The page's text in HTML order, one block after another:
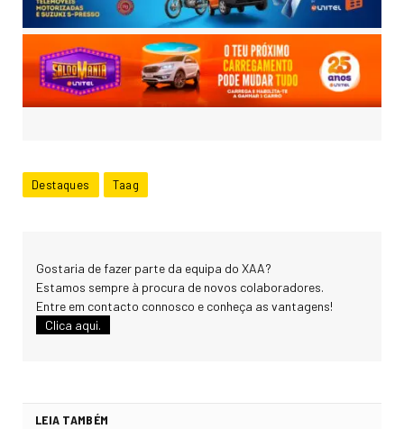
Destaques Taag
Gostaria de fazer parte da equipa do XAA?
Estamos sempre à procura de novos colaboradores.
Entre em contacto connosco e conheça as vantagens!
Clica aqui.
LEIA TAMBÉM